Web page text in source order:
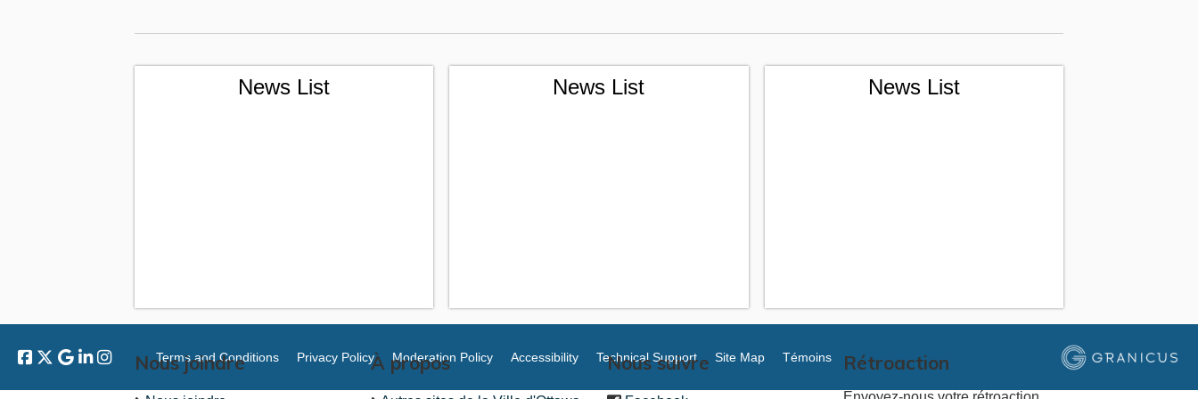
News List News List News List
Terms and Conditions Privacy Policy Moderation Policy Accessibility Technical Support Site Map Témoins
Nous joindre À propos Nous suivre Rétroaction